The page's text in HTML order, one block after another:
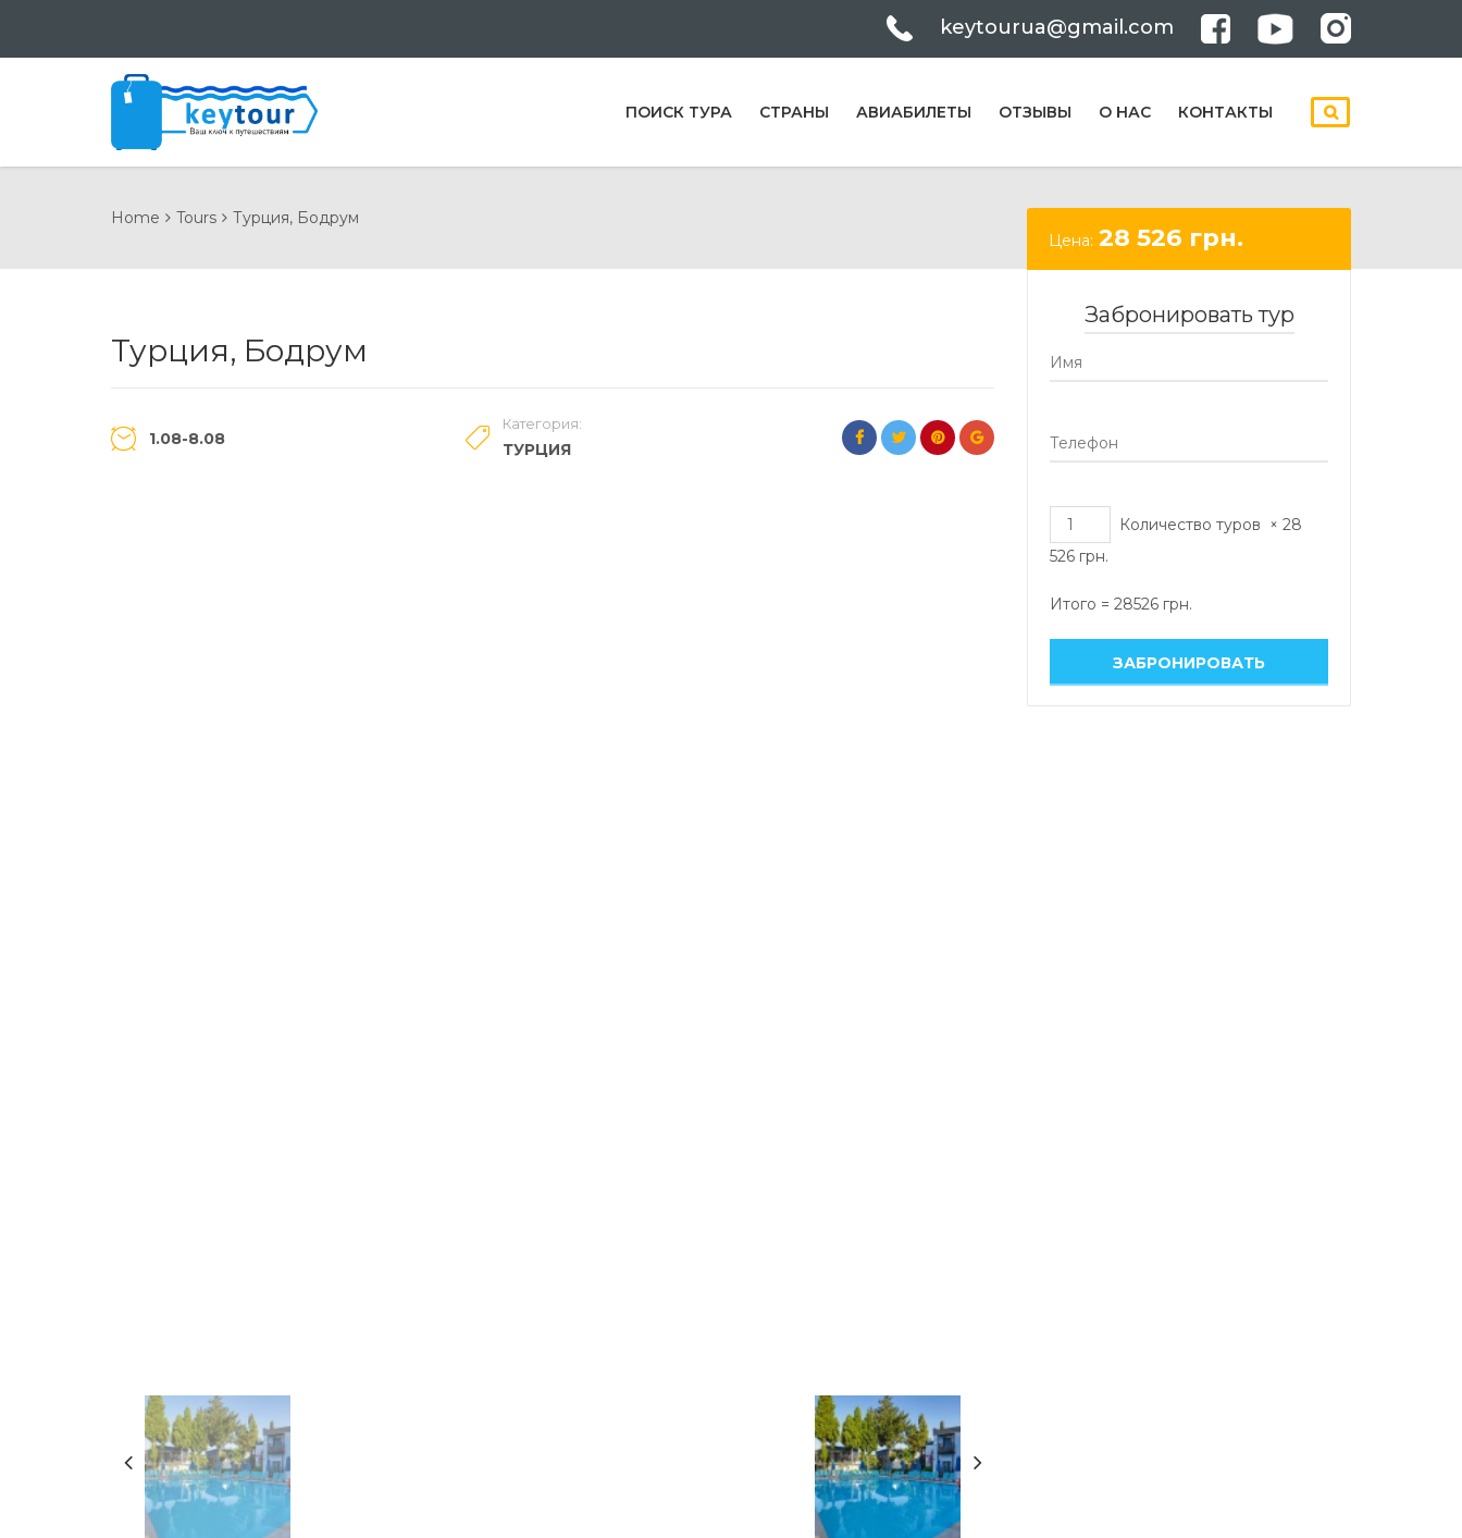
keytourua@gmail.com
ПОИСК ТУРА СТРАНЫ АВИАБИЛЕТЫ ОТЗЫВЫ О НАС КОНТАКТЫ
Home Tours Турция, Бодрум
Турция, Бодрум
1.08-8.08
Категория:
ТУРЦИЯ
Цена: 28 526 грн.
Забронировать тур
Количество туров ×28
526 грн.
Итого =28526 грн.